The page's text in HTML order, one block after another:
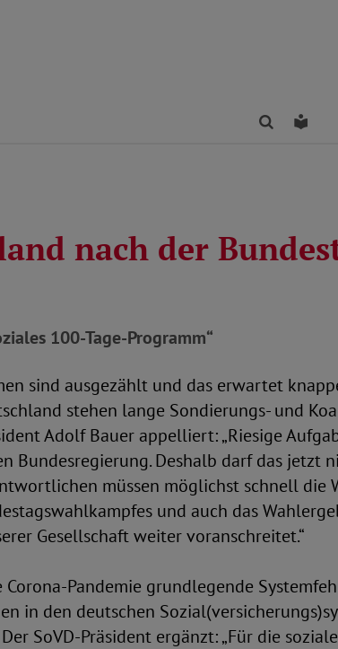
Finden
nach der
100-Tage-Programm“
sind ausgezählt und das erwartet
stehen lange Sondierungs- und
Adolf Bauer appelliert: „Riesige
Bundesregierung. Deshalb darf das jetzt
müssen möglichst schnell die
und auch das
Gesellschaft weiter voranschreitet.“
Pandemie grundlegende
in den deutschen
SoVD-Präsident ergänzt: „Für die